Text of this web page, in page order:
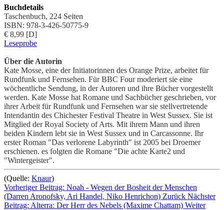
Buchdetails
Taschenbuch, 224 Seiten
ISBN: 978-3-426-50775-9
€ 8,99 [D]
Leseprobe
Über die Autorin
Kate Mosse, eine der Initiatorinnen des Orange Prize, arbeitet für
Rundfunk und Fernsehen. Für BBC Four moderiert sie eine
wöchentliche Sendung, in der Autoren und ihre Bücher vorgestellt
werden. Kate Mosse hat Romane und Sachbücher geschrieben, vor
ihrer Arbeit für Rundfunk und Fernsehen war sie stellvertretende
Intendantin des Chichester Festival Theatre in West Sussex. Sie ist
Mitglied der Royal Society of Arts. Mit ihrem Mann und ihren
beiden Kindern lebt sie in West Sussex und in Carcassonne. Ihr
erster Roman "Das verlorene Labyrinth" ist 2005 bei Droemer
erschienen. es folgten die Romane "Die achte Karte2 und
"Wintergeister".
(Quelle: Knaur)
Vorheriger Beitrag: Noah - Wegen der Bosheit der Menschen
(Darren Aronofsky, Ari Handel, Niko Henrichon) Zurück Nächster
Beitrag: Alterra: Der Herr des Nebels (Maxime Chattam) Weiter